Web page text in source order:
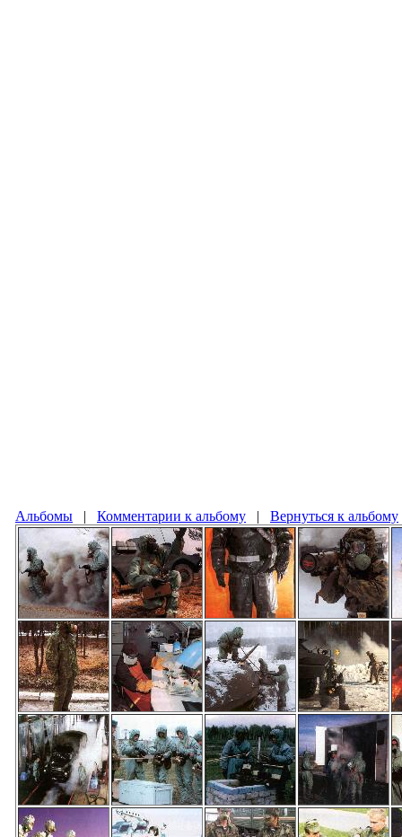
Альбомы | Комментарии к альбому | Вернуться к альбому